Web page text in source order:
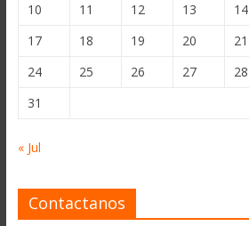
10
11 12 13 14
17
18 19 20 21
24
25 26 27 28
31
« Jul
Contactanos